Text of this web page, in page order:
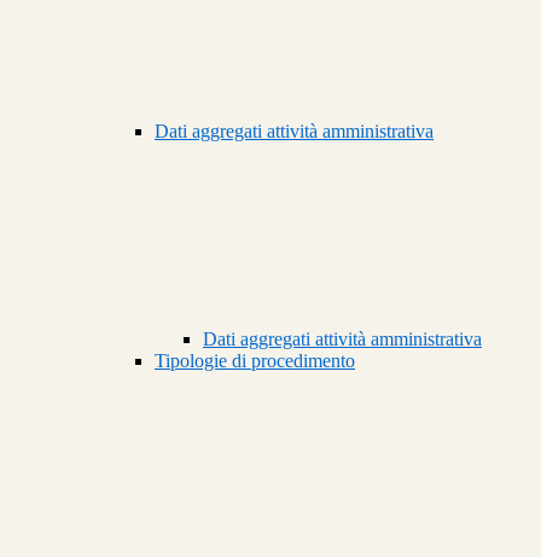
Dati aggregati attività amministrativa
Dati aggregati attività amministrativa
Tipologie di procedimento